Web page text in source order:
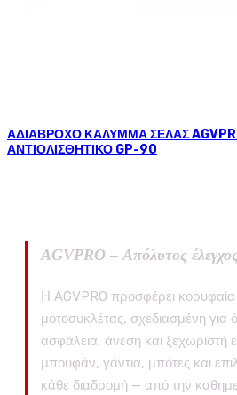
ΑΔΙΑΒΡΟΧΟ ΚΑΛΥΜΜΑ ΣΕΛΑΣ
ΑΝΤΙΟΛΙΣΘΗΤΙΚΟ GP-90
AGVPRO – Απόλυτος
Η AGVPRO προσφέρει
μοτοσυκλέτας, σχεδιασμένη για
ασφάλεια, άνεση και ξεχωριστή
μπουφάν, γάντια, μπότες και
κάθε διαδρομή — από την